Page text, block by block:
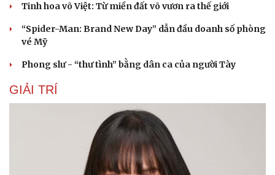
Tinh hoa võ Việt: Từ miền đất võ vươn ra thế giới
“Spider-Man: Brand New Day” dẫn đầu doanh số phòng
vé Mỹ
Phong slư - “thư tình” bằng dân ca của người Tày
GIẢI TRÍ